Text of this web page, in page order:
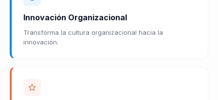
Innovación Organizacional
Transforma la cultura organizacional hacia la
innovación.